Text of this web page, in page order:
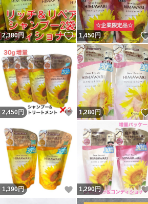
2,380円 いいね！
1,450円
2,450 円 いいね！
1,280円
1,390円 いいね！
1,290円